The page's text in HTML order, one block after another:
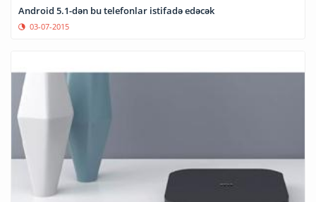
Android 5.1-dən bu telefonlar istifadə edəcək
03-07-2015